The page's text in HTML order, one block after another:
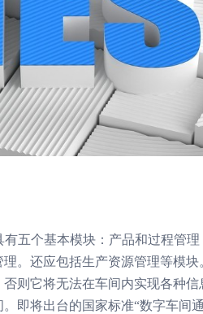
五个基本模块：产品和过程管理
。还应包括生产资源管理等模
则它将无法在车间内实现各种
即将出台的国家标准“数字车间